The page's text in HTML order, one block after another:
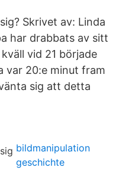
Skrivet av: Linda
har drabbats av sitt
vid 21 började
var 20:e minut fram
sig att detta
bildmanipulation
geschichte